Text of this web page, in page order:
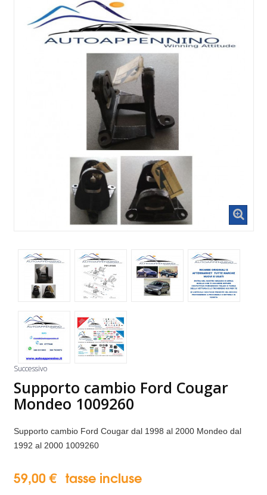
Successivo
Supporto cambio Ford Cougar
Mondeo 1009260
Supporto cambio Ford Cougar dal 1998 al 2000 Mondeo dal
1992 al 20001009260
59,00 € tasse incluse